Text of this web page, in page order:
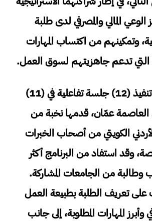
الوعي المالي والمصرفي لدى طلبة
وتمكينهم من اكتساب المهارات
التي تدعم جاهزيتهم لسوق العمل.
وشمل البرنامج تنفيذ (12) جلسة تفاعلية في (11)
العاصمة عمّان، قدمها نخبة من
الكويتي من أصحاب الخبرات
وقد استفاد من البرنامج أكثر
طالب وطالبة من الجامعات المشاركة.
تعريف الطلبة بطبيعة العمل
وأبرز المهارات المطلوبة، إلى جانب